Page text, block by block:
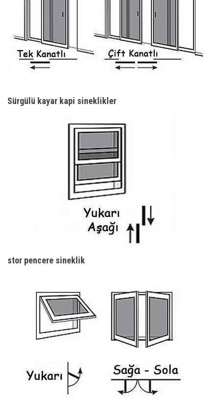
Sürgülü kayar kapi sineklikler
stor pencere sineklik